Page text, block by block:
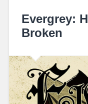
Evergrey:
Broken